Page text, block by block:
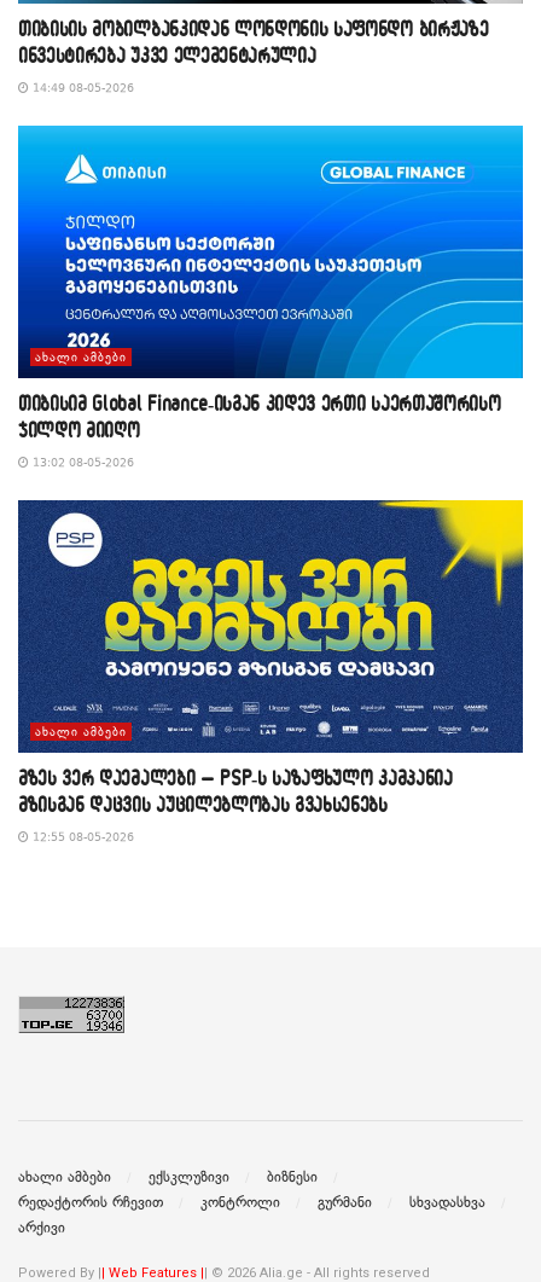
თიბისის მობილბანკიდან ლონდონის საფონდო ბირჟაზე
ინვესტირება უკვე ელემენტარულია
14:49 08-05-2026
ᲐᲮᲐᲚᲘ ᲐᲛᲑᲔᲑᲘ
თიბისიმ Global Finance-ისგან კიდევ ერთი საერთაშორისო
ჯილდო მიიღო
13:02 08-05-2026
ᲐᲮᲐᲚᲘ ᲐᲛᲑᲔᲑᲘ
მზეს ვერ დაემალები – PSP-ს საზაფხულო კამპანია
მზისგან დაცვის აუცილებლობას გვახსენებს
12:55 08-05-2026
ახალი ამბები ექსკლუზივი
ბიზნესი
რედაქტორის რჩევით
კონტროლი გურმანი
სხვადასხვა
არქივი
Powered By || Web Features || © 2026 Alia.ge - All rights reserved